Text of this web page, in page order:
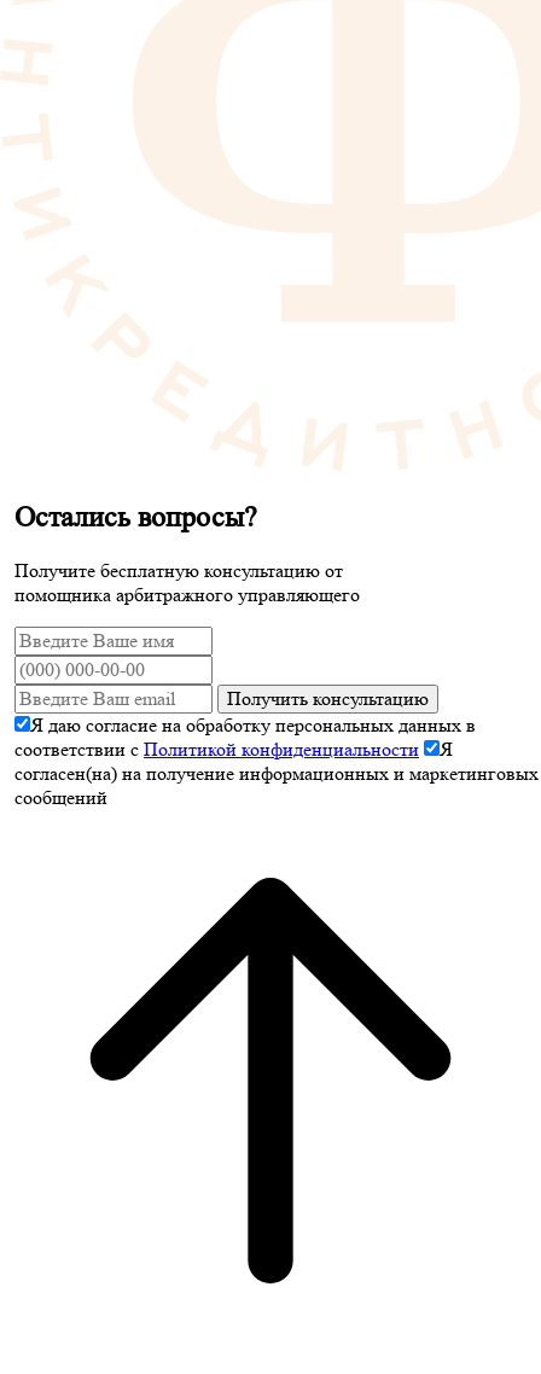
Остались вопросы?
Получите бесплатную консультацию от
помощника арбитражного управляющего
Получить консультацию
Я даю согласие на обработку персональных данных в
соответствии с Политикой конфиденциальности
Я
согласен(на) на получение информационных и маркетинговых
сообщений